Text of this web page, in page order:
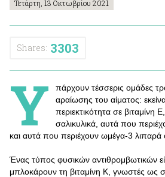
Τετάρτη, 13 Οκτωβρίου 2021
Shares: 3303
Υ
πάρχουν τέσσερις ομάδες
αραίωσης του αίματος:
περιεκτικότητα σε βιταμίνη
σαλικυλικά, αυτά που
και αυτά που περιέχουν ωμέγα-3 λιπαρά
Ένας τύπος φυσικών αντιθρομβωτικών
μπλοκάρουν τη βιταμίνη Κ, γνωστές ως